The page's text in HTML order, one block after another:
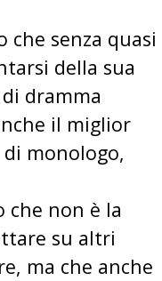
che senza quasi
della sua
dramma
il miglior
monologo,
che non è la
su altri
ma che anche